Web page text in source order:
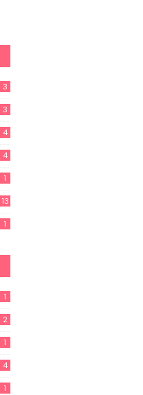
3
3
4
4
1
13
1
1
2
1
4
1